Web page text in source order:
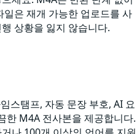
은 재개 가능한 업로드를 사
상황을 잃지 않습니다.
스탬프, 자동 문장 부호, AI 요
한 M4A 전사본을 제공합니다.